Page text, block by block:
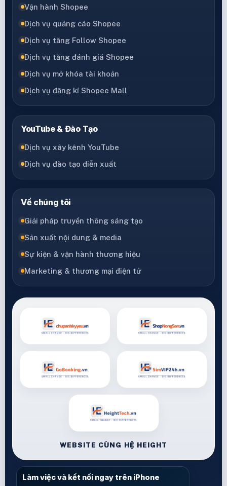
Vận hành Shopee
Dịch vụ quảng cáo Shopee
Dịch vụ tăng Follow Shopee
Dịch vụ tăng đánh giá Shopee
Dịch vụ mở khóa tài khoản
Dịch vụ đăng kí Shopee Mall
YouTube & Đào Tạo
Dịch vụ xây kênh YouTube
Dịch vụ đào tạo diễn xuất
Về chúng tôi
Giải pháp truyền thông sáng tạo
Sản xuất nội dung & media
Sự kiện & vận hành thương hiệu
Marketing & thương mại điện tử
WEBSITE CÙNG HỆ HEIGHT
Làm việc và kết nối ngay trên iPhone